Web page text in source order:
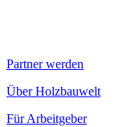
Partner werden
Über Holzbauwelt
Für Arbeitgeber